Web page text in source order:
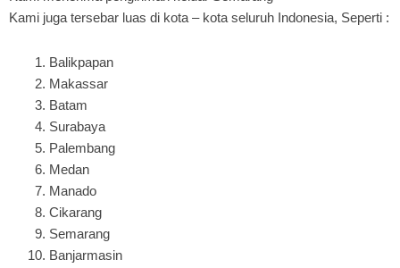
Kami juga tersebar luas di kota – kota seluruh Indonesia, Seperti :
Balikpapan
Makassar
Batam
Surabaya
Palembang
Medan
Manado
Cikarang
Semarang
Banjarmasin